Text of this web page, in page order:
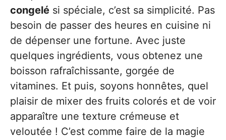
congelé si spéciale, c’est sa simplicité. Pas
besoin de passer des heures en cuisine ni
de dépenser une fortune. Avec juste
quelques ingrédients, vous obtenez une
boisson rafraîchissante, gorgée de
vitamines. Et puis, soyons honnêtes, quel
plaisir de mixer des fruits colorés et de voir
apparaître une texture crémeuse et
veloutée ! C’est comme faire de la magie